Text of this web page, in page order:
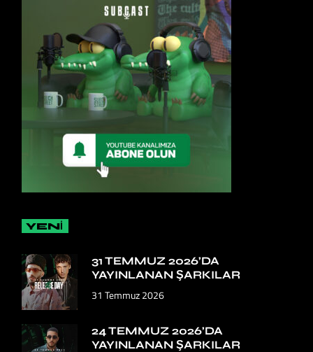
YENİ
31 TEMMUZ 2026’DA
YAYINLANAN ŞARKILAR
31 Temmuz 2026
24 TEMMUZ 2026’DA
YAYINLANAN ŞARKILAR